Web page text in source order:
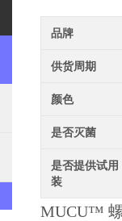
品牌
供货周期
颜色
是否灭菌
是否提供试用
装
MUCU™